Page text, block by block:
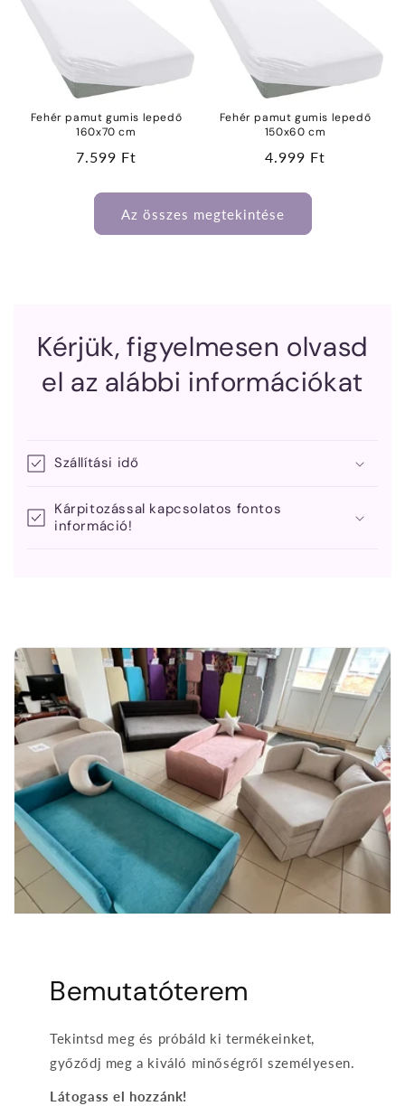
Fehér pamut gumis lepedő
160x70 cm
Normál
7.599 Ft
Fehér pamut gumis lepedő
150x60 cm
Normál
4.999 Ft
Az összes megtekintése
Kérjük, figyelmesen olvasd
el az alábbi információkat
Szállítási idő
Kárpitozással kapcsolatos fontos
információ!
Bemutatóterem
Tekintsd meg és próbáld ki termékeinket,
győződj meg a kiváló minőségről személyesen.
Látogass el hozzánk!